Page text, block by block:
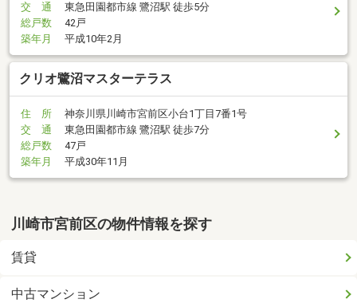
交 通
東急田園都市線 鷺沼駅 徒歩5分
総戸数
42戸
築年月
平成10年2月
クリオ鷺沼マスターテラス
住 所
神奈川県川崎市宮前区小台1丁目7番1号
交 通
東急田園都市線 鷺沼駅 徒歩7分
総戸数
47戸
築年月
平成30年11月
川崎市宮前区の物件情報を探す
賃貸
中古マンション